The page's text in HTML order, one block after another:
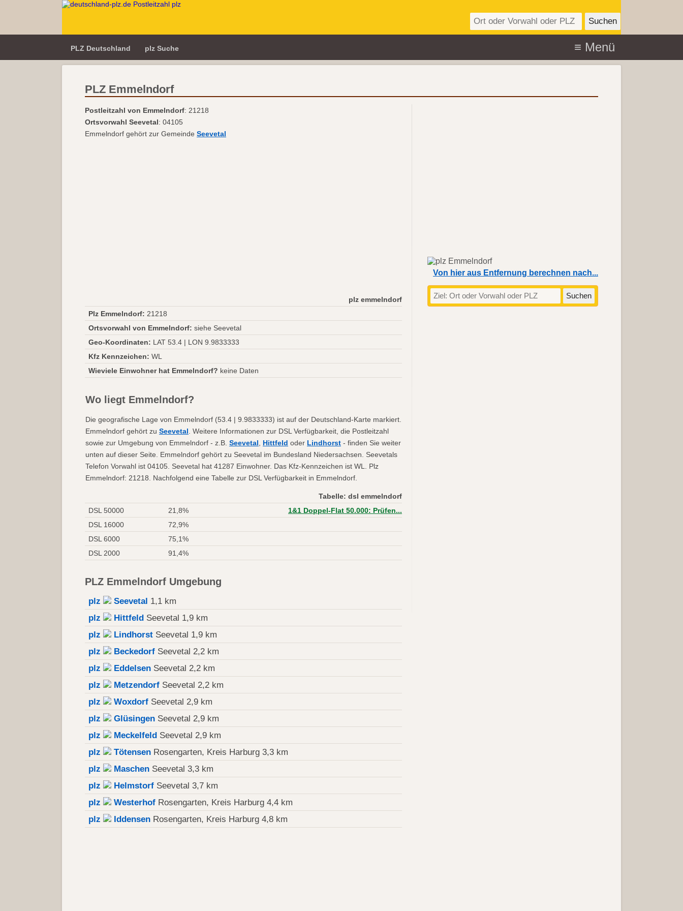
PLZ Deutschland plz Suche
PLZ Emmelndorf
Postleitzahl von Emmelndorf: 21218
Ortsvorwahl Seevetal: 04105
Emmelndorf gehört zur Gemeinde Seevetal
plz emmelndorf
Plz Emmelndorf: 21218
Ortsvorwahl von Emmelndorf: siehe Seevetal
Geo-Koordinaten: LAT 53.4 | LON 9.9833333
Kfz Kennzeichen: WL
Wieviele Einwohner hat Emmelndorf? keine Daten
Wo liegt Emmelndorf?
Die geografische Lage von Emmelndorf (53.4 | 9.9833333) ist auf der Deutschland-Karte markiert.
Emmelndorf gehört zu Seevetal . Weitere Informationen zur DSL Verfügbarkeit, die Postleitzahl
sowie zur Umgebung von Emmelndorf - z.B. Seevetal Hittfeld oder Lindhorst - finden Sie weiter
unten auf dieser Seite. Emmelndorf gehört zu Seevetal im Bundesland Niedersachsen. Seevetals
Telefon Vorwahl ist 04105. Seevetal hat 41287 Einwohner. Das Kfz-Kennzeichen ist WL. Plz
Emmelndorf: 21218. Nachfolgend eine Tabelle zur DSL Verfügbarkeit in Emmelndorf.
Tabelle: dsl emmelndorf
DSL 50000
21,8%
1&1 Doppel-Flat 50.000: Prüfen...
DSL 16000
72,9%
DSL 6000
75,1%
DSL 2000
91,4%
PLZ Emmelndorf Umgebung
plz Seevetal 1,1 km
plz
Hittfeld Seevetal 1,9 km
plz
Lindhorst Seevetal 1,9 km
plz
Beckedorf Seevetal 2,2 km
plz
Eddelsen Seevetal 2,2 km
plz
Metzendorf Seevetal 2,2 km
plz
Woxdorf Seevetal 2,9 km
plz
Glüsingen Seevetal 2,9 km
plz
Meckelfeld Seevetal 2,9 km
plz
Tötensen Rosengarten, Kreis Harburg 3,3 km
plz
Maschen Seevetal 3,3 km
plz
Helmstorf Seevetal 3,7 km
plz
Westerhof Rosengarten, Kreis Harburg 4,4 km
plz
Iddensen Rosengarten, Kreis Harburg 4,8 km
Von hier aus Entfernung berechnen nach...